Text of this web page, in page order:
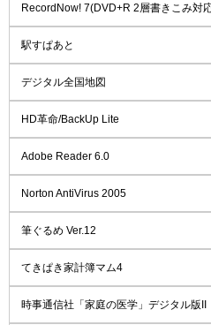
RecordNow! 7(DVD+R 2層書きこみ対
駅すぱあと
デジタル全国地図
HD革命/BackUp Lite
Adobe Reader 6.0
Norton AntiVirus 2005
筆ぐるめ Ver.12
てきぱき家計簿マム4
時事通信社「家庭の医学」デジタル版II